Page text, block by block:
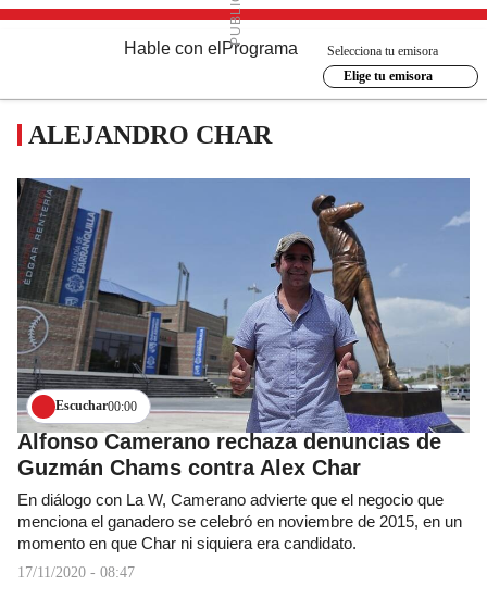
Hable con el Programa
Selecciona tu emisora
Elige tu emisora
ALEJANDRO CHAR
Escuchar00:00
Alfonso Camerano rechaza denuncias de
Guzmán Chams contra Alex Char
En diálogo con La W, Camerano advierte que el negocio que
menciona el ganadero se celebró en noviembre de 2015, en un
momento en que Char ni siquiera era candidato.
17/11/2020 - 08:47